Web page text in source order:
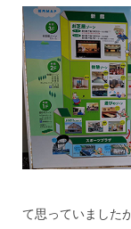
て思っていましたが